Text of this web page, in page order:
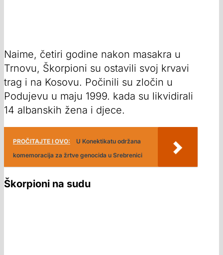
Naime, četiri godine nakon masakra u
Trnovu, Škorpioni su ostavili svoj krvavi
trag i na Kosovu. Počinili su zločin u
Podujevu u maju 1999. kada su likvidirali
14 albanskih žena i djece.
PROČITAJTE I OVO:
U Konektikatu održana
komemoracija za žrtve genocida u Srebrenici
Škorpioni na sudu